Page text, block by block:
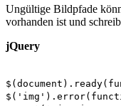
Ungültige Bildpfade
vorhanden ist und
jQuery